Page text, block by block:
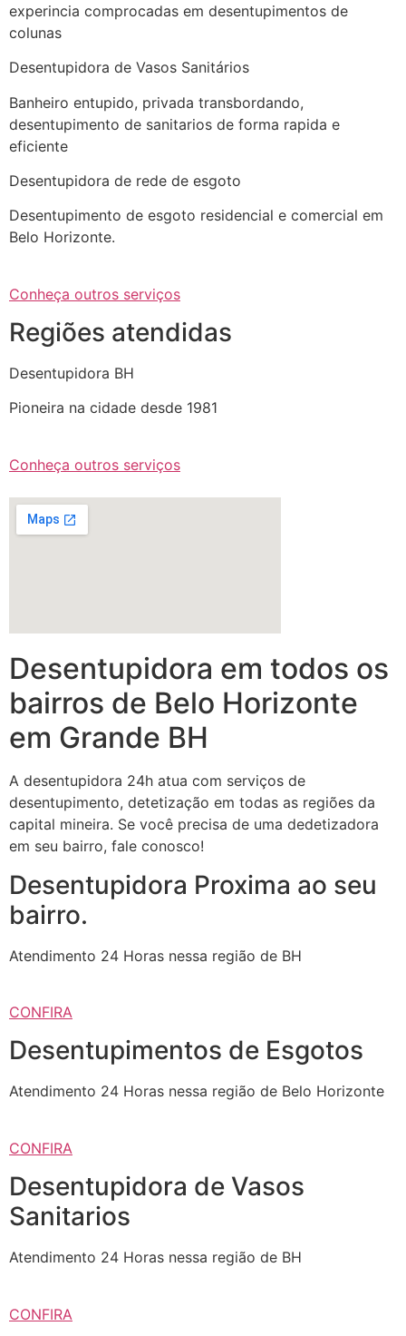
experincia comprocadas em desentupimentos de
colunas
Desentupidora de Vasos Sanitários
Banheiro entupido, privada transbordando,
desentupimento de sanitarios de forma rapida e
eficiente
Desentupidora de rede de esgoto
Desentupimento de esgoto residencial e comercial em
Belo Horizonte.
Conheça outros serviços
Regiões atendidas
Desentupidora BH
Pioneira na cidade desde 1981
Conheça outros serviços
Desentupidora em todos os
bairros de Belo Horizonte
em Grande BH
A desentupidora 24h atua com serviços de
desentupimento, detetização em todas as regiões da
capital mineira. Se você precisa de uma dedetizadora
em seu bairro, fale conosco!
Desentupidora Proxima ao seu
bairro.
Atendimento 24 Horas nessa região de BH
CONFIRA
Desentupimentos de Esgotos
Atendimento 24 Horas nessa região de Belo Horizonte
CONFIRA
Desentupidora de Vasos
Sanitarios
Atendimento 24 Horas nessa região de BH
CONFIRA